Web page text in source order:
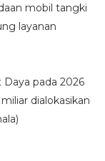
mobil tangki
layanan
pada 2026
dialokasikan